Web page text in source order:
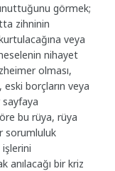
unuttuğunu görmek;
zihninin
veya
nihayet
olması,
eski borçların veya
sayfaya
bu rüya, rüya
sorumluluk
anılacağı bir kriz